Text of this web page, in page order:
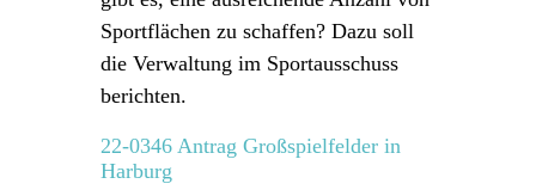
Sportflächen zu schaffen? Dazu soll
die Verwaltung im Sportausschuss
berichten.
22-0346 Antrag Großspielfelder in
Harburg